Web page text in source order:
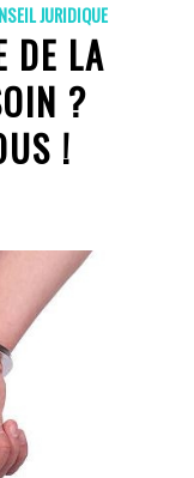
JURIDIQUE
DE LA
?
!